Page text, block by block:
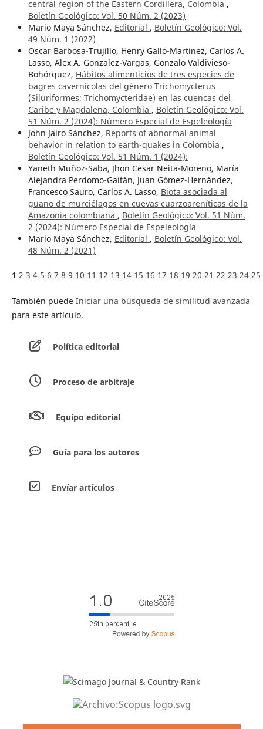
central region of the Eastern Cordillera, Colombia ,
Boletín Geológico: Vol. 50 Núm. 2 (2023)
Mario Maya Sánchez, Editorial , Boletín Geológico: Vol.
49 Núm. 1 (2022)
Oscar Barbosa-Trujillo, Henry Gallo-Martinez, Carlos A.
Lasso, Alex A. Gonzalez-Vargas, Gonzalo Valdivieso-
Bohórquez, Hábitos alimenticios de tres especies de
bagres cavernícolas del género Trichomycterus
(Siluriformes; Trichomycteridae) en las cuencas del
Caribe y Magdalena, Colombia , Boletín Geológico: Vol.
51 Núm. 2 (2024): Número Especial de Espeleología
John Jairo Sánchez, Reports of abnormal animal
behavior in relation to earth-quakes in Colombia ,
Boletín Geológico: Vol. 51 Núm. 1 (2024):
Yaneth Muñoz-Saba, Jhon Cesar Neita-Moreno, María
Alejandra Perdomo-Gaitán, Juan Gómez-Hernández,
Francesco Sauro, Carlos A. Lasso, Biota asociada al
guano de murciélagos en cuevas cuarzoareníticas de la
Amazonia colombiana , Boletín Geológico: Vol. 51 Núm.
2 (2024): Número Especial de Espeleología
Mario Maya Sánchez, Editorial , Boletín Geológico: Vol.
48 Núm. 2 (2021)
1 2 3 4 5 6 7 8 9 10 11 12 13 14 15 16 17 18 19 20 21 22 23 24 25
También puede Iniciar una búsqueda de similitud avanzada
para este artículo.
Política editorial
Proceso de arbitraje
Equipo editorial
Guía para los autores
Envíar artículos